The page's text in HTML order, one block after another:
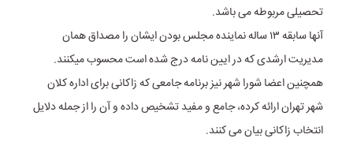
تحصیلی مربوطه می باشد.
آنها سابقه ۱۳ ساله نماینده مجلس بودن ایشان را مصداق همان
مدیریت ارشدی که در ایین نامه درج شده است محسوب میکنند.
همچنین اعضا شورا شهر نیز برنامه جامعی که زاکانی برای اداره کلان
شهر تهران ارائه کرده، جامع و مفید تشخیص داده و آن را از جمله دلایل
انتخاب زاکانی بیان می کنند.